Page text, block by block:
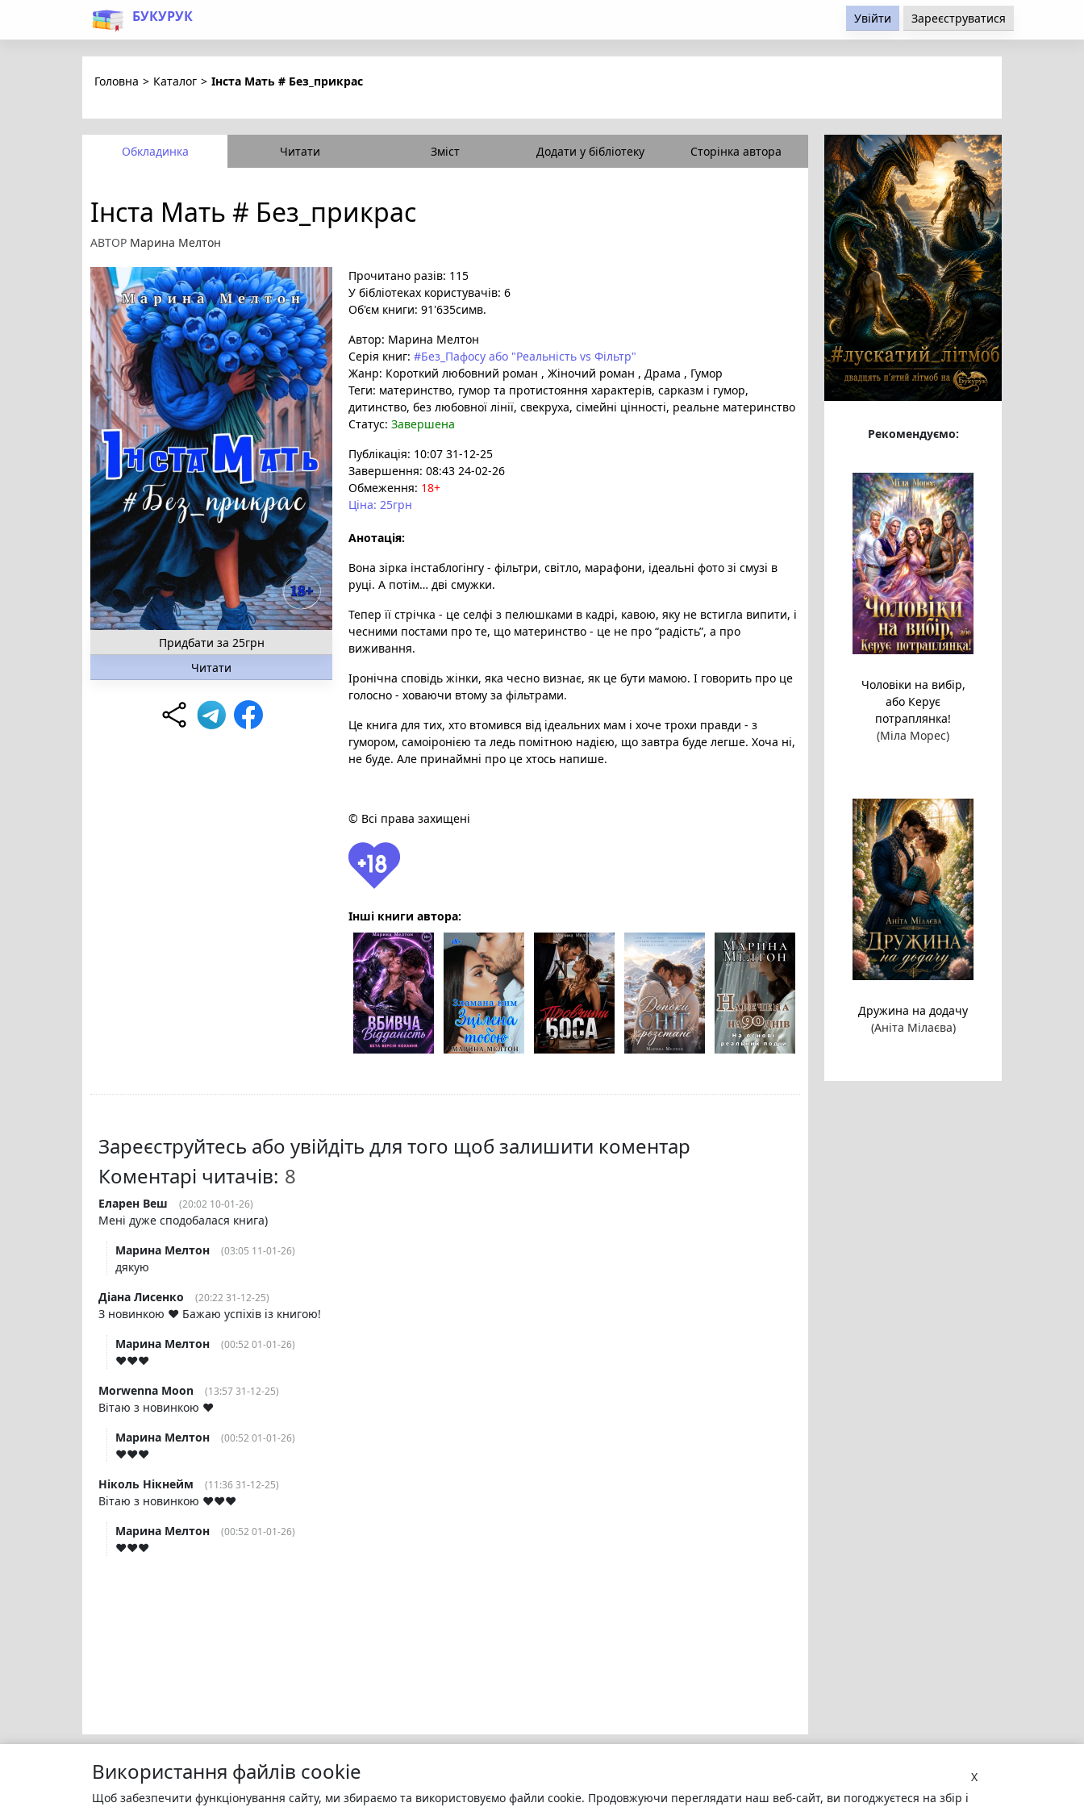
БУКУРУК Увійти Зареєструватися
Головна > Каталог > Інста Мать # Без_прикрас
Обкладинка Читати Зміст Додати у бібліотеку Сторінка автора
Інста Мать # Без_прикрас
АВТОР Марина Мелтон
Придбати за 25грн
Читати
Прочитано разів: 115
У бібліотеках користувачів: 6
Об'єм книги: 91'635симв.
Автор: Марина Мелтон
Серія книг: #Без_Пафосу або "Реальність vs Фільтр"
Жанр: Короткий любовний роман , Жіночий роман , Драма , Гумор
Теги: материнство, гумор та протистояння характерів, сарказм і гумор,
дитинство, без любовної лінії, свекруха, сімейні цінності, реальне материнство
Статус: Завершена
Публікація: 10:07 31-12-25
Завершення: 08:43 24-02-26
Обмеження: 18+
Ціна: 25грн
Анотація:
Вона зірка інстаблогінгу - фільтри, світло, марафони, ідеальні фото зі смузі в
руці. А потім… дві смужки.
Тепер її стрічка - це селфі з пелюшками в кадрі, кавою, яку не встигла випити, і
чесними постами про те, що материнство - це не про “радість”, а про
виживання.
Іронічна сповідь жінки, яка чесно визнає, як це бути мамою. І говорить про це
голосно - ховаючи втому за фільтрами.
Це книга для тих, хто втомився від ідеальних мам і хоче трохи правди - з
гумором, самоіронією та ледь помітною надією, що завтра буде легше. Хоча ні,
не буде. Але принаймні про це хтось напише.
© Всі права захищені
Інші книги автора:
Зареєструйтесь або увійдіть для того щоб залишити коментар
Коментарі читачів:
Еларен Веш (20:02 10-01-26)
Мені дуже сподобалася книга)
Марина Мелтон
(03:05 11-01-26)
дякую
Діана Лисенко
(20:22 31-12-25)
З новинкою ❤️ Бажаю успіхів із книгою!
Марина Мелтон
(00:52 01-01-26)
❤️❤️❤️
Morwenna Moon
(13:57 31-12-25)
Вітаю з новинкою ❤️
Марина Мелтон
(00:52 01-01-26)
❤️❤️❤️
Ніколь Нікнейм
(11:36 31-12-25)
Вітаю з новинкою ❤️❤️❤️
Марина Мелтон
(00:52 01-01-26)
❤️❤️❤️
Рекомендуємо:
Чоловіки на вибір,
або Керує
потраплянка!
(Міла Морес)
Дружина на додачу
(Аніта Мілаєва)
X
Використання файлів cookie
Щоб забезпечити функціонування сайту, ми збираємо та використовуємо файли cookie. Продовжуючи переглядати наш веб-сайт, ви погоджуєтеся на збір і
Моя бібліотека Про сервіс